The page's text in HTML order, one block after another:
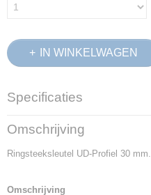
IN WINKELWAGEN
Specificaties
Productcode
6003180
EAN code
Productcode leverancier
Omschrijving
Ringsteeksleutel UD-Profiel 30 mm.
Omschrijving